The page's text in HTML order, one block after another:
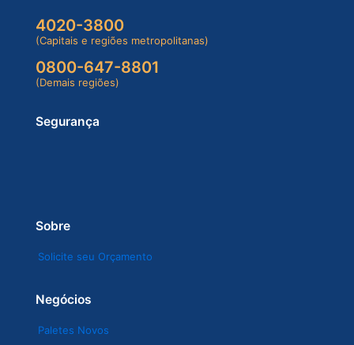
4020-3800
(Capitais e regiões metropolitanas)
0800-647-8801
(Demais regiões)
Segurança
Sobre
Solicite seu Orçamento
Negócios
Paletes Novos